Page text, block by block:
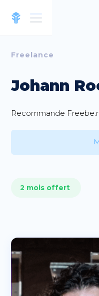
Freelance
Johann
Recommande
2 mois offert